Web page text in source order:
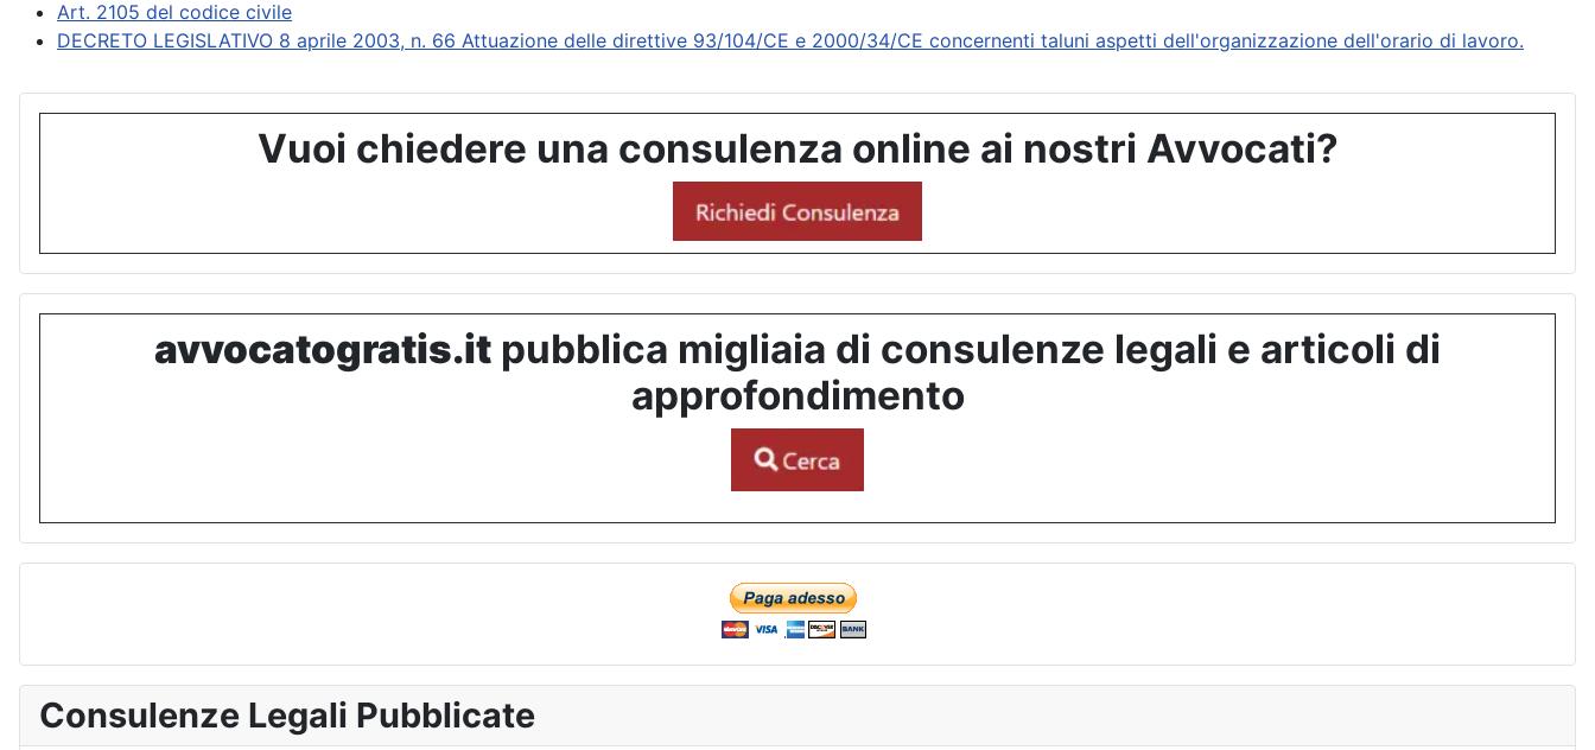
Art. 2105 del codice civile
DECRETO LEGISLATIVO 8 aprile 2003, n. 66 Attuazione delle direttive 93/104/CE e 2000/34/CE concernenti taluni aspetti dell'organizzazione dell'orario di lavoro.
Vuoi chiedere una consulenza online ai nostri Avvocati?
avvocatogratis.it pubblica migliaia di consulenze legali e articoli di
approfondimento
Consulenze Legali Pubblicate